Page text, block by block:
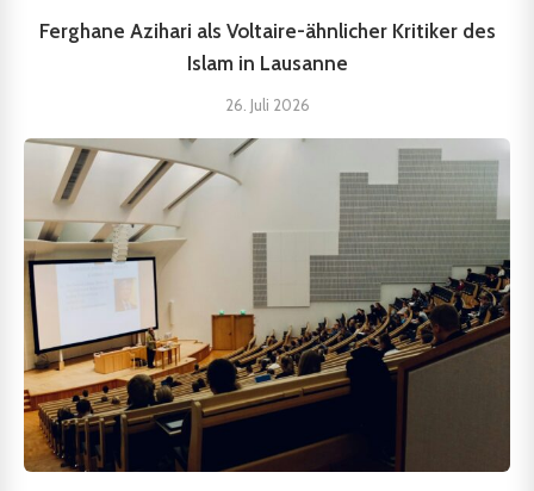
Ferghane Azihari als Voltaire-ähnlicher Kritiker des
Islam in Lausanne
26. Juli 2026